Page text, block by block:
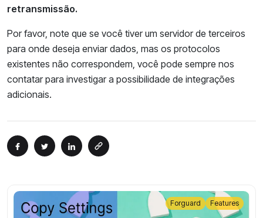
retransmissão.
Por favor, note que se você tiver um servidor de terceiros
para onde deseja enviar dados, mas os protocolos
existentes não correspondem, você pode sempre nos
contatar para investigar a possibilidade de integrações
adicionais.
Forguard Features